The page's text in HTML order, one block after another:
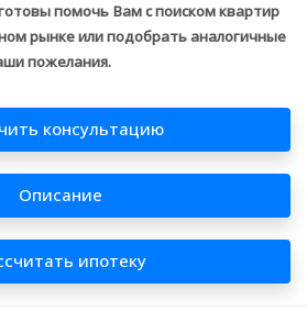
помочь Вам с поиском квартир
рынке или подобрать аналогичные
пожелания.
консультацию
Описание
ипотеку